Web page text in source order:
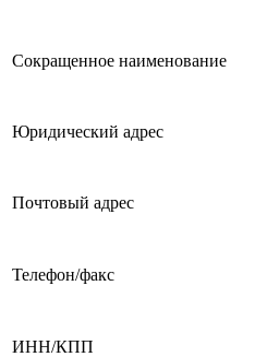
Сокращенное наименование
Юридический адрес
Почтовый адрес
Телефон/факс
ИНН/КПП